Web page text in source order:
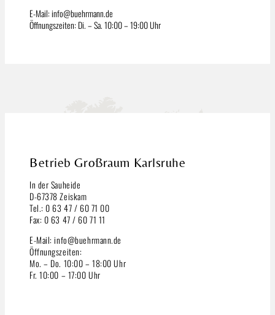
E-Mail: info@buehrmann.de
Öffnungszeiten: Di. – Sa. 10:00 – 19:00 Uhr
Betrieb Großraum Karlsruhe
In der Sauheide
D-67378 Zeiskam
Tel.: 0 63 47 / 60 71 00
Fax: 0 63 47 / 60 71 11
E-Mail: info@buehrmann.de
Öffnungszeiten:
Mo. – Do. 10:00 – 18:00 Uhr
Fr. 10:00 – 17:00 Uhr